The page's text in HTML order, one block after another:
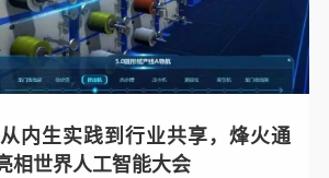
内生实践到行业共享，烽火通
相世界人工智能大会